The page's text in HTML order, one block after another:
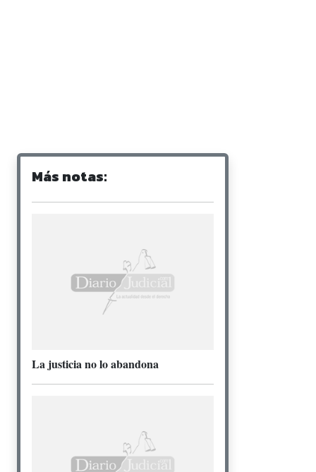
Más notas:
La justicia no lo abandona